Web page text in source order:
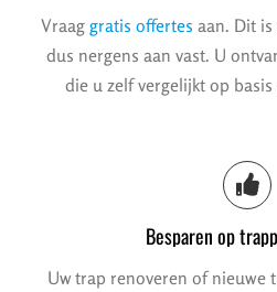
Vraag gratis offertes aan. Dit
dus nergens aan vast. U
die u zelf vergelijkt op
Besparen op
Uw trap renoveren of nieuwe